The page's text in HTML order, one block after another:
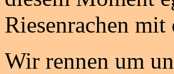
Riesenrachen
Wir rennen um